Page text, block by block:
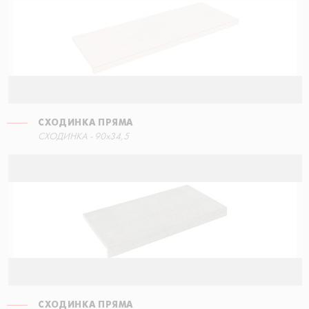
СХОДИНКА ПРЯМА
СХОДИНКА - 90x34,5
СХОДИНКА ПРЯМА
СХОДИНКА ПРЯМА
30x34,5
СХОДИНКА ПРЯМА